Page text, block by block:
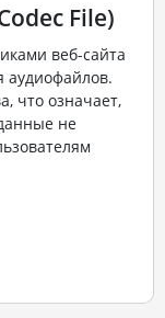
File)
веб-сайта
аудиофайлов.
что означает,
не